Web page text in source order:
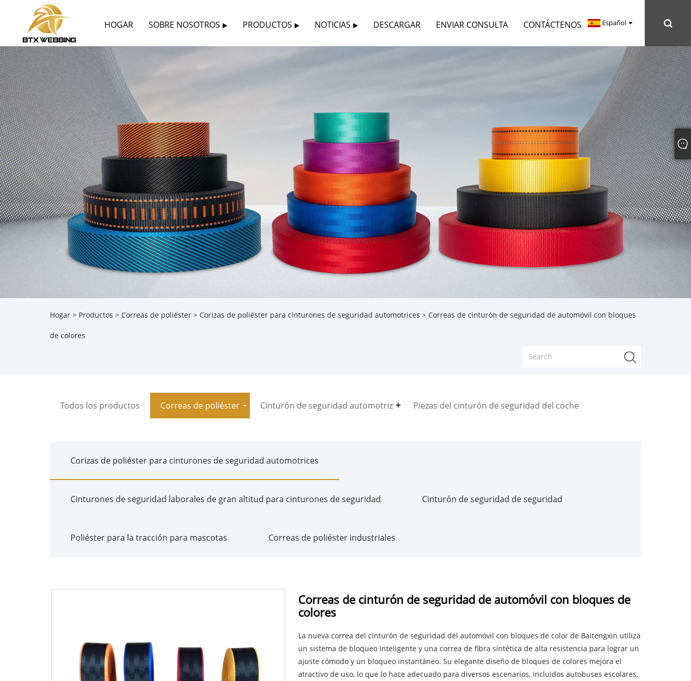
HOGAR SOBRE NOSOTROS PRODUCTOS NOTICIAS DESCARGAR ENVIAR CONSULTA CONTÁCTENOS Español
Hogar > Productos > Correas de poliéster > Corizas de poliéster para cinturones de seguridad automotrices > Correas de cinturón de seguridad de automóvil con bloques
de colores
Todos los productos Correas de poliéster Cinturón de seguridad automotriz Piezas del cinturón de seguridad del coche
Corizas de poliéster para cinturones de seguridad automotrices
Cinturones de seguridad laborales de gran altitud para cinturones de seguridad Cinturón de seguridad de seguridad
Poliéster para la tracción para mascotas Correas de poliéster industriales
Correas de cinturón de seguridad de automóvil con bloques de
colores
La nueva correa del cinturón de seguridad del automóvil con bloques de color de Baitengxin utiliza
un sistema de bloqueo inteligente y una correa de fibra sintética de alta resistencia para lograr un
ajuste cómodo y un bloqueo instantáneo. Su elegante diseño de bloques de colores mejora el
atractivo de uso, lo que lo hace adecuado para diversos escenarios, incluidos autobuses escolares,